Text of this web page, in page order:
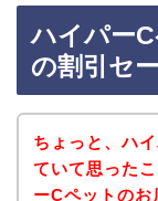
ハイパー
の割引セ
ちょっと、ハ
ていて思った
ーCペットの